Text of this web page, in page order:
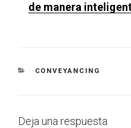
de manera
CONVEYANCING
Deja una respuesta